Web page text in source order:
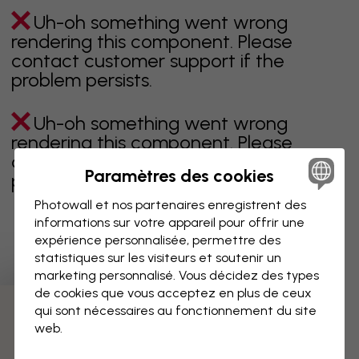
Uh-oh something went wrong
rendering this component. Please
contact customer support if the
problem persists.
Uh-oh something went wrong
rendering this component. Please
contact customer support if the
problem persists.
Page 1 sur 3 pages
Découvrez plus de catégories
Paramètres des cookies
Photowall et nos partenaires enregistrent des
informations sur votre appareil pour offrir une
expérience personnalisée, permettre des
statistiques sur les visiteurs et soutenir un
marketing personnalisé. Vous décidez des types
de cookies que vous acceptez en plus de ceux
qui sont nécessaires au fonctionnement du site
web.